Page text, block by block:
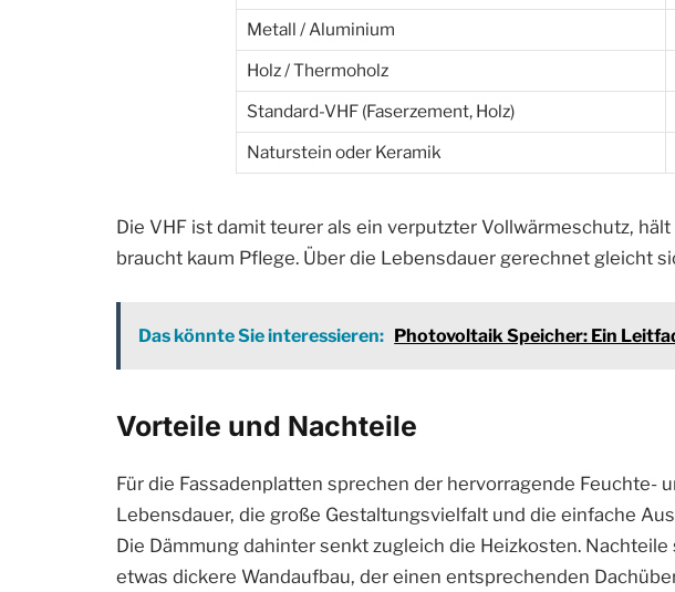
Metall / Aluminium
Holz / Thermoholz
Standard-VHF (Faserzement, Holz)
Naturstein oder Keramik
Die VHF ist damit teurer als ein verputzter Vollwärmeschutz,
braucht kaum Pflege. Über die Lebensdauer gerechnet gleicht
Das könnte Sie interessieren: Photovoltaik Speicher: Ein
Vorteile und Nachteile
Für die Fassadenplatten sprechen der hervorragende Feuchte-
Lebensdauer, die große Gestaltungsvielfalt und die einfache
Die Dämmung dahinter senkt zugleich die Heizkosten.
etwas dickere Wandaufbau, der einen entsprechenden